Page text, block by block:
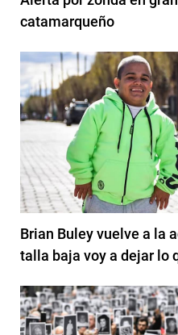
catamarqueño
Brian Buley vuelve a la
talla baja voy a dejar lo